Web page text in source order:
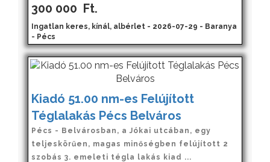
300 000 Ft.
Ingatlan keres, kínál, albérlet - 2026-07-29 - Baranya
- Pécs
Kiadó 51.00 nm-es Felújított
Téglalakás Pécs Belváros
Pécs - Belvárosban, a Jókai utcában, egy
teljeskörűen, magas minőségben felújított 2
szobás 3. emeleti tégla lakás kiad ...